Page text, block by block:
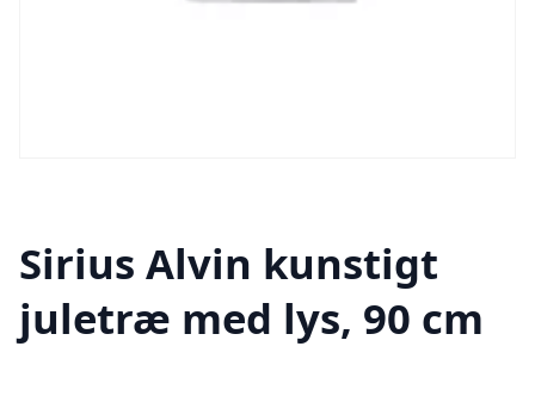
Sirius Alvin kunstigt
juletræ med lys, 90 cm